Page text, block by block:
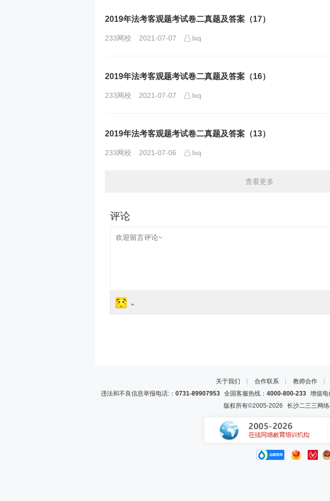
2019年法考客观题考试卷二真题及答案（17）
233网校 2021-07-07 lxq
2019年法考客观题考试卷二真题及答案（16）
233网校 2021-07-07 lxq
2019年法考客观题考试卷二真题及答案（13）
233网校 2021-07-06 lxq
查看更多
关于我们 ┊ 合作联系 ┊ 教师合作 ┊
违法和不良信息举报电话:： 0731-89907953全国客服热线： 4000-800-233增值电
版权所有©2005-2026 长沙二三三网